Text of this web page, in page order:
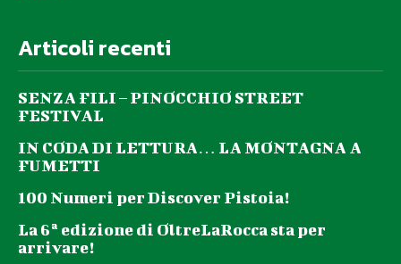
Articoli recenti
SENZA FILI – PINOCCHIO STREET
FESTIVAL
IN CODA DI LETTURA… LA MONTAGNA A
FUMETTI
100 Numeri per Discover Pistoia!
La 6ª edizione di OltreLaRocca sta per
arrivare!